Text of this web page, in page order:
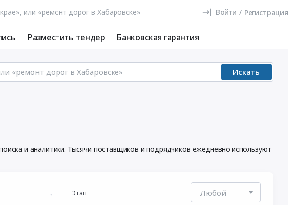
Войти / Регистрация
Разместить тендер Банковская гарантия
Искать
и аналитики. Тысячи поставщиков и подрядчиков ежедневно используют
Этап